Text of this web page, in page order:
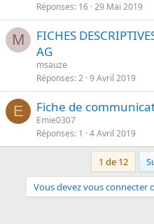
Réponses 16 29 Mai 2019
M
FICHES
AG
msauze
Réponses 2 9 Avril 2019
E Fiche de
Emie0307
Réponses 1 4 Avril 2019
1 de 12
Vous devez vous connecter